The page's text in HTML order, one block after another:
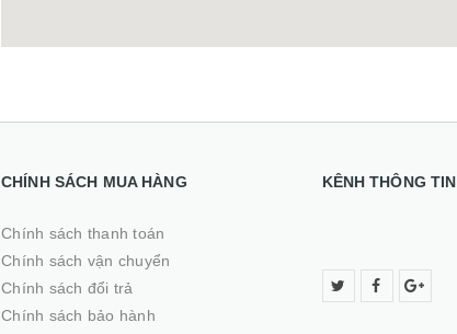
CHÍNH SÁCH MUA HÀNG
Chính sách thanh toán
Chính sách vận chuyển
Chính sách đổi trả
Chính sách bảo hành
KÊNH THÔNG TIN